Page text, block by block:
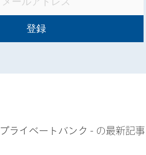
プライベートバンク - の最新記事